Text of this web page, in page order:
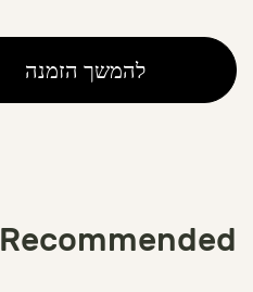
Forest
להמשך הזמנה
Recommended